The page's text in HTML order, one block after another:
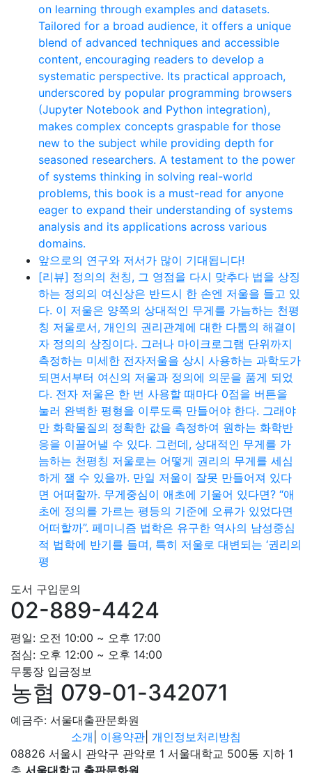
on learning through examples and datasets.
Tailored for a broad audience, it offers a unique
blend of advanced techniques and accessible
content, encouraging readers to develop a
systematic perspective. Its practical approach,
underscored by popular programming browsers
(Jupyter Notebook and Python integration),
makes complex concepts graspable for those
new to the subject while providing depth for
seasoned researchers. A testament to the power
of systems thinking in solving real-world
problems, this book is a must-read for anyone
eager to expand their understanding of systems
analysis and its applications across various
domains.
앞으로의 연구와 저서가 많이 기대됩니다!
[리뷰] 정의의 천칭, 그 영점을 다시 맞추다 법을 상징
하는 정의의 여신상은 반드시 한 손엔 저울을 들고 있
다. 이 저울은 양쪽의 상대적인 무게를 가늠하는 천평
칭 저울로서, 개인의 권리관계에 대한 다툼의 해결이
자 정의의 상징이다. 그러나 마이크로그램 단위까지
측정하는 미세한 전자저울을 상시 사용하는 과학도가
되면서부터 여신의 저울과 정의에 의문을 품게 되었
다. 전자 저울은 한 번 사용할 때마다 0점을 버튼을
눌러 완벽한 평형을 이루도록 만들어야 한다. 그래야
만 화학물질의 정확한 값을 측정하여 원하는 화학반
응을 이끌어낼 수 있다. 그런데, 상대적인 무게를 가
늠하는 천평칭 저울로는 어떻게 권리의 무게를 세심
하게 잴 수 있을까. 만일 저울이 잘못 만들어져 있다
면 어떠할까. 무게중심이 애초에 기울어 있다면? “애
초에 정의를 가르는 평등의 기준에 오류가 있었다면
어떠할까”. 페미니즘 법학은 유구한 역사의 남성중심
적 법학에 반기를 들며, 특히 저울로 대변되는 ‘권리의
평
도서 구입문의
02-889-4424
평일: 오전 10:00 ~ 오후 17:00
점심: 오후 12:00 ~ 오후 14:00
무통장 입금정보
농협 079-01-342071
예금주: 서울대출판문화원
소개
이용약관 개인정보처리방침
08826 서울시 관악구 관악로 1 서울대학교 500동 지하 1
층 서울대학교 출판문화원